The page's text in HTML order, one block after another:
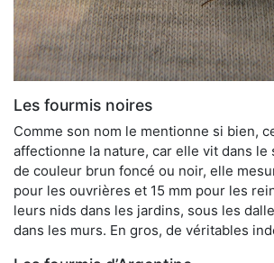
Les fourmis noires
Comme son nom le mentionne si bien,
affectionne la nature, car elle vit dans le
de couleur brun foncé ou noir, elle
pour les ouvrières et 15 mm pour les
leurs nids dans les jardins, sous les
dans les murs. En gros, de véritables